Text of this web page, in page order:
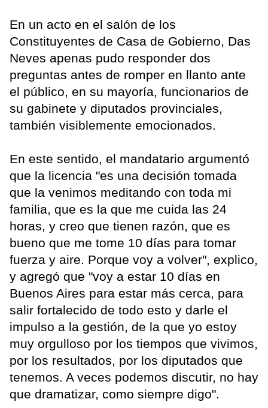
En un acto en el salón de los
Constituyentes de Casa de Gobierno, Das
Neves apenas pudo responder dos
preguntas antes de romper en llanto ante
el público, en su mayoría, funcionarios de
su gabinete y diputados provinciales,
también visiblemente emocionados.
En este sentido, el mandatario argumentó
que la licencia "es una decisión tomada
que la venimos meditando con toda mi
familia, que es la que me cuida las 24
horas, y creo que tienen razón, que es
bueno que me tome 10 días para tomar
fuerza y aire. Porque voy a volver", explico,
y agregó que "voy a estar 10 días en
Buenos Aires para estar más cerca, para
salir fortalecido de todo esto y darle el
impulso a la gestión, de la que yo estoy
muy orgulloso por los tiempos que vivimos,
por los resultados, por los diputados que
tenemos. A veces podemos discutir, no hay
que dramatizar, como siempre digo".